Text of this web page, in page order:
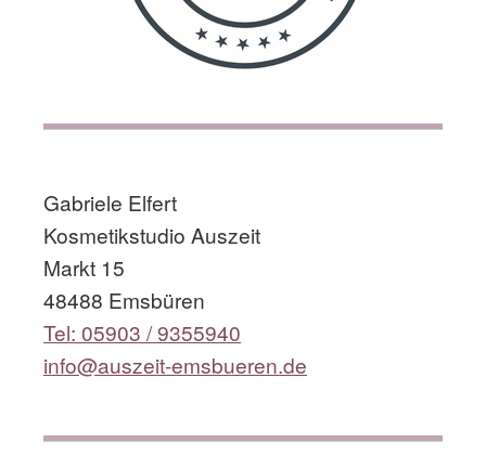
Gabriele Elfert
Kosmetikstudio Auszeit
Markt 15
48488 Emsbüren
Tel: 05903 / 9355940
info@auszeit-emsbueren.de